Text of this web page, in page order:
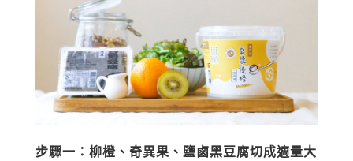
步驟一：柳橙、奇異果、鹽鹵黑豆腐切成適量大